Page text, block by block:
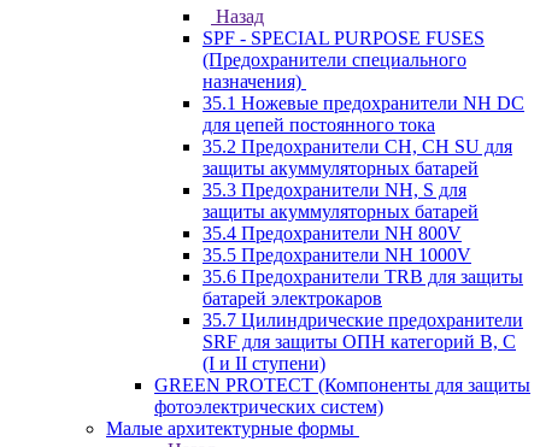
Назад
SPF - SPECIAL PURPOSE FUSES
(Предохранители специального
назначения)
35.1 Ножевые предохранители NH DC
для цепей постоянного тока
35.2 Предохранители CH, CH SU для
защиты акуммуляторных батарей
35.3 Предохранители NH, S для
защиты акуммуляторных батарей
35.4 Предохранители NH 800V
35.5 Предохранители NH 1000V
35.6 Предохранители TRB для защиты
батарей электрокаров
35.7 Цилиндрические предохранители
SRF для защиты ОПН категорий B, C
(I и II ступени)
GREEN PROTECT (Компоненты для защиты
фотоэлектрических систем)
Малые архитектурные формы